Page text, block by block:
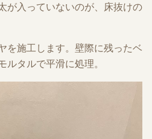
が入っていないのが、床抜けの
を施工します。壁際に残ったベ
ルタルで平滑に処理。